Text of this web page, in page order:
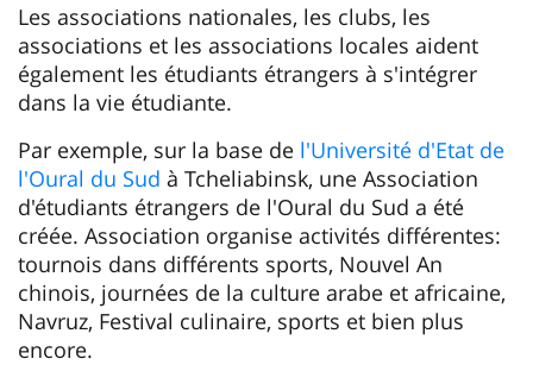
Les associations nationales, les clubs, les
associations et les associations locales aident
également les étudiants étrangers à s'intégrer
dans la vie étudiante.
Par exemple, sur la base de l'Université d'Etat de
l'Oural du Sud à Tcheliabinsk, une Association
d'étudiants étrangers de l'Oural du Sud a été
créée. Association organise activités différentes:
tournois dans différents sports, Nouvel An
chinois, journées de la culture arabe et africaine,
Navruz, Festival culinaire, sports et bien plus
encore.